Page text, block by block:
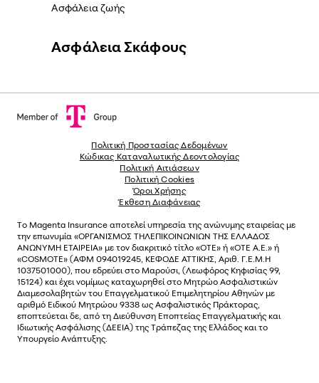
Ασφάλεια ζωής
Ασφάλεια Σκάφους
Πολιτική Προστασίας Δεδομένων
Κώδικας Καταναλωτικής Δεοντολογίας
Πολιτική Αιτιάσεων
Πολιτική Cookies
Όροι Χρήσης
Έκθεση Διαφάνειας
Το Magenta Insurance αποτελεί υπηρεσία της ανώνυµης εταιρείας µε
την επωνυµία «ΟΡΓΑΝΙΣΜΟΣ ΤΗΛΕΠΙΚΟΙΝΩΝΙΩΝ ΤΗΣ ΕΛΛΑΔΟΣ
ΑΝΩΝΥΜΗ ΕΤΑΙΡΕΙΑ» µε τον διακριτικό τίτλο «OTE» ή «ΟΤΕ Α.Ε.» ή
«COSMOTE» (ΑΦΜ 094019245, ΚΕΦΟΔΕ ΑΤΤΙΚΗΣ, Αριθ. Γ.Ε.Μ.Η
1037501000), που εδρεύει στο Μαρούσι, (Λεωφόρος Κηφισίας 99,
15124) και έχει νοµίµως καταχωρηθεί στο Μητρώο Ασφαλιστικών
Διαµεσολαβητών του Επαγγελµατικού Επιµελητηρίου Αθηνών µε
αριθµό Ειδικού Μητρώου 9338 ως Ασφαλιστικός Πράκτορας,
εποπτεύεται δε, από τη Διεύθυνση Εποπτείας Επαγγελματικής και
Ιδιωτικής Ασφάλισης (ΔΕΕΙΑ) της Τράπεζας της Ελλάδος και το
Υπουργείο Ανάπτυξης.